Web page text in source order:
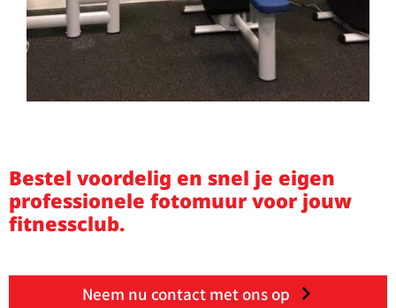
Bestel voordelig en snel je eigen
professionele fotomuur voor jouw
fitnessclub.
Neem nu contact met ons op